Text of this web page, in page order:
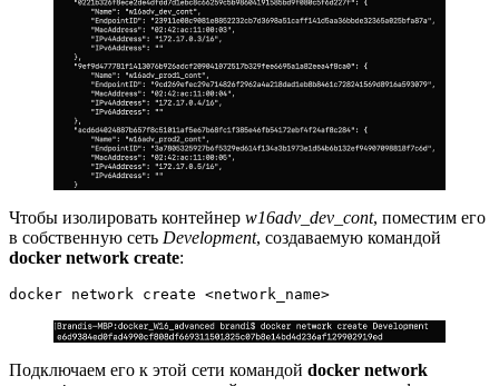
Чтобы изолировать контейнер w16adv_dev_cont, поместим его
в собственную сеть Development, создаваемую командой
docker network create:
docker network create <network_name>
Подключаем его к этой сети командой docker network